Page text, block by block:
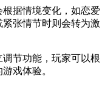
据情境变化，如恋爱
张情节时则会转为激
节功能，玩家可以根
戏体验。